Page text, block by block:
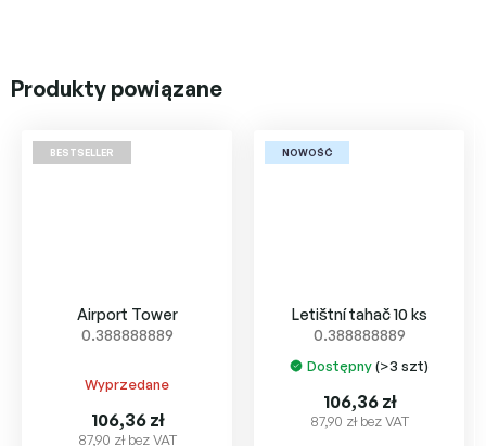
Produkty powiązane
BESTSELLER
Airport Tower
0.388888889
Wyprzedane
87,90 zł bez VAT
106,36 zł
NOWOŚĆ
Letištní tahač 10 ks
0.388888889
Średnia
produktu
Dostępny(>3 szt)
87,90 zł bez VAT
106,36 zł